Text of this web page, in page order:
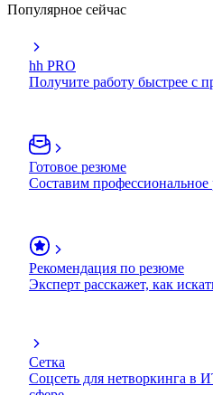
Популярное сейчас
hh PRO
Получите работу быстрее с
Готовое резюме
Составим профессиональное
Рекомендация по резюме
Эксперт расскажет, как
Сетка
Соцсеть для нетворкинга в